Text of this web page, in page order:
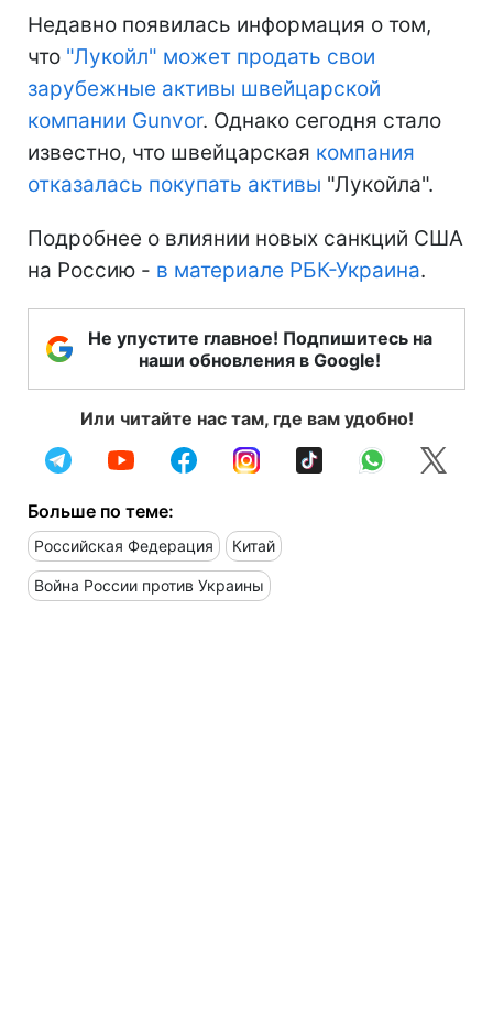
Недавно появилась информация о том,
что "Лукойл" может продать свои
зарубежные активы швейцарской
компании Gunvor. Однако сегодня стало
известно, что швейцарская компания
отказалась покупать активы "Лукойла".
Подробнее о влиянии новых санкций США
на Россию - в материале РБК-Украина.
Не упустите главное! Подпишитесь на
наши обновления в Google!
Или читайте нас там, где вам удобно!
Больше по теме:
Российская Федерация Китай
Война России против Украины